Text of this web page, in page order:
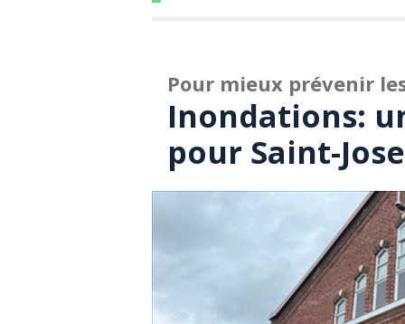
Pour mieux prévenir
Inondations:
pour Saint-